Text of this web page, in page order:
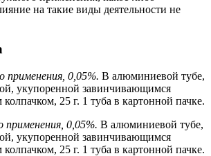
на такие виды деятельности не
применения, 0,05%. В алюминиевой тубе,
укупоренной завинчивающимся
25 г. 1 туба в картонной пачке.
применения, 0,05%. В алюминиевой тубе,
укупоренной завинчивающимся
25 г. 1 туба в картонной пачке.